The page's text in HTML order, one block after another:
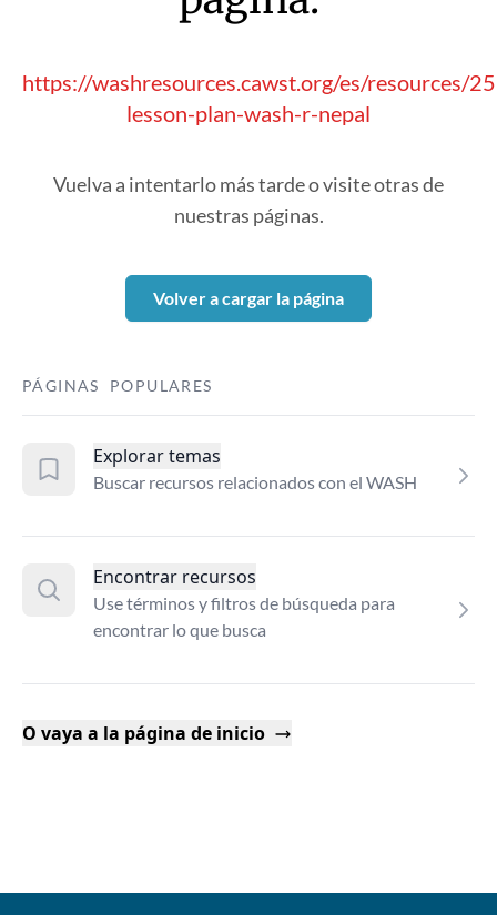
https://washresources.cawst.org/es/resources/
lesson-plan-wash-r-nepal
Vuelva a intentarlo más tarde o visite otras de
nuestras páginas.
Volver a cargar la página
PÁGINAS POPULARES
Explorar temas
Buscar recursos relacionados con el WASH
Encontrar recursos
Use términos y filtros de búsqueda para
encontrar lo que busca
O vaya a la página de inicio